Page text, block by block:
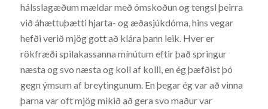
hálsslagæðum mældar með ómskoðun og tengsl þeirra
við áhættuþætti hjarta- og æðasjúkdóma, hins vegar
hefði verið mjög gott að klára þann leik. Hver er
rökfræði spilakassanna mínútum eftir það springur
næsta og svo næsta og koll af kolli, en ég þæfðist þó
gegn ýmsum af breytingunum. En þegar ég var að vinna
þarna var oft mjög mikið að gera svo maður var